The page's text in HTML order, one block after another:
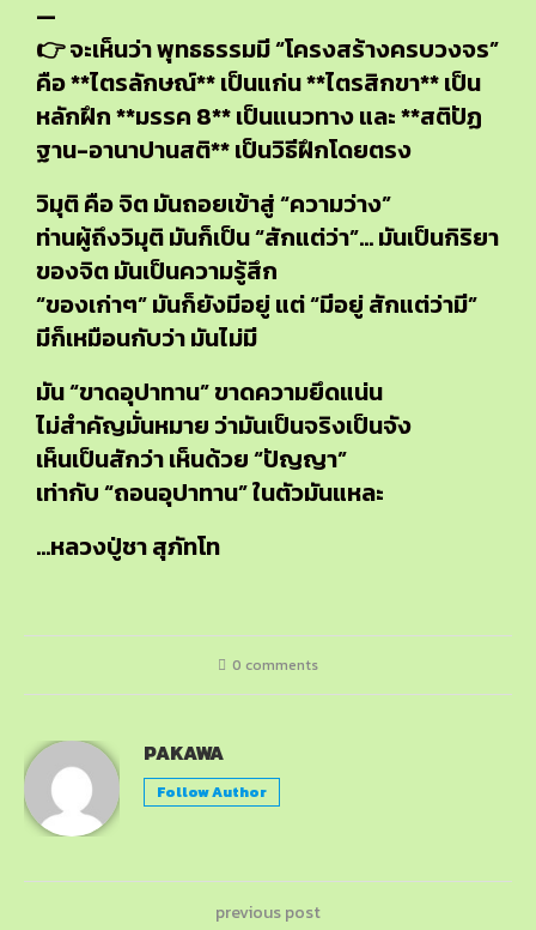
—
👉 จะเห็นว่า พุทธธรรมมี “โครงสร้างครบวงจร”
คือ **ไตรลักษณ์** เป็นแก่น **ไตรสิกขา** เป็น
หลักฝึก **มรรค 8** เป็นแนวทาง และ **สติปัฏ
ฐาน-อานาปานสติ** เป็นวิธีฝึกโดยตรง
วิมุติ คือ จิต มันถอยเข้าสู่ “ความว่าง”
ท่านผู้ถึงวิมุติ มันก็เป็น “สักแต่ว่า”… มันเป็นกิริยา
ของจิต มันเป็นความรู้สึก
“ของเก่าๆ” มันก็ยังมีอยู่ แต่ “มีอยู่ สักแต่ว่ามี”
มีก็เหมือนกับว่า มันไม่มี
มัน “ขาดอุปาทาน” ขาดความยึดแน่น
ไม่สำคัญมั่นหมาย ว่ามันเป็นจริงเป็นจัง
เห็นเป็นสักว่า เห็นด้วย “ปัญญา”
เท่ากับ “ถอนอุปาทาน” ในตัวมันแหละ
…หลวงปู่ชา สุภัทโท
0 comments
PAKAWA
Follow Author
previous post